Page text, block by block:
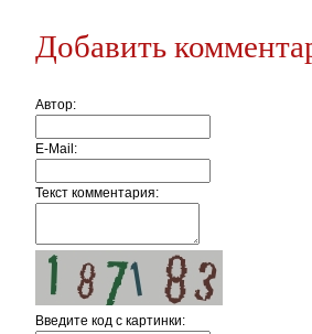
Добавить
Автор:
E-Mail:
Текст комментария:
Введите код c картинки: